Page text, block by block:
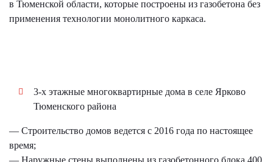
в Тюменской области, которые построены из газобетона без
применения технологии монолитного каркаса.
3-х этажные многоквартирные дома в селе Ярково
Тюменского района
— Строительство домов ведется с 2016 года по настоящее
время;
— Наружные стены выполнены из газобетонного блока 400